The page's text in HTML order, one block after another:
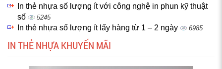
In thẻ nhựa số lượng ít với công nghệ in phun kỹ thuật
số
5245
In thẻ nhựa số lượng ít lấy hàng từ 1 – 2 ngày 6985
IN THẺ NHỰA KHUYẾN MÃI